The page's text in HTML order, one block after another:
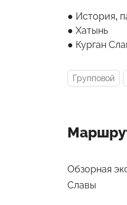
История,
Хатынь
Курган
Групповой
Обзорная
Славы